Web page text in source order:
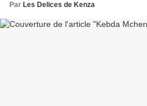
Par Les Delices de Kenza